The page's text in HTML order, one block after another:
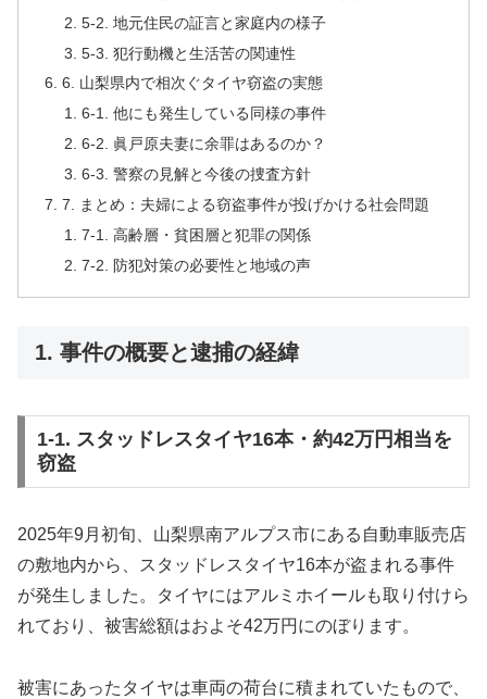
5-2. 地元住民の証言と家庭内の様子
5-3. 犯行動機と生活苦の関連性
6. 山梨県内で相次ぐタイヤ窃盗の実態
6-1. 他にも発生している同様の事件
6-2. 眞戸原夫妻に余罪はあるのか？
6-3. 警察の見解と今後の捜査方針
7. まとめ：夫婦による窃盗事件が投げかける社会問題
7-1. 高齢層・貧困層と犯罪の関係
7-2. 防犯対策の必要性と地域の声
1. 事件の概要と逮捕の経緯
1-1. スタッドレスタイヤ16本・約42万円相当を
窃盗
2025年9月初旬、山梨県南アルプス市にある自動車販売店
の敷地内から、スタッドレスタイヤ16本が盗まれる事件
が発生しました。タイヤにはアルミホイールも取り付けら
れており、被害総額はおよそ42万円にのぼります。
被害にあったタイヤは車両の荷台に積まれていたもので、